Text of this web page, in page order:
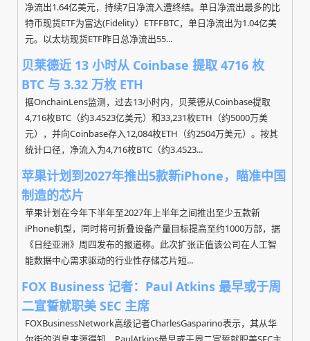
净流出1.64亿美元，持续7日净流入遭终结。单日净流出最多的比
特币现货ETF为富达(Fidelity）ETFFBTC，单日净流出为1.04亿美
元。以太坊现货ETF昨日总净流出55...
贝莱德近 13 小时从 Coinbase 提取 4716 枚
BTC 与 3.32 万枚 ETH
据OnchainLens监测，过去13小时内，贝莱德从Coinbase提取
4,716枚BTC（约3.4523亿美元）和33,231枚ETH（约5000万美
元），并向Coinbase存入12,084枚ETH（约2504万美元）。按其
统计口径，净流入为4,716枚BTC（约3.4523...
苹果计划到2027年推出5款新iPhone，瞄准中国
制造的芯片
苹果计划在今年下半年至2027年上半年之间推出至少五款新
iPhone机型，同时将可折叠设备产量目标提高至约1000万部，据
《日经亚洲》周四发布的报道称。此次扩张正值该公司在人工智
能数据中心需求驱动的行业性存储芯片短...
FOX Business 记者：Paul Atkins 最早或于周
二宣誓就职美 SEC 主席
FOXBusinessNetwork高级记者CharlesGasparino表示，其从华